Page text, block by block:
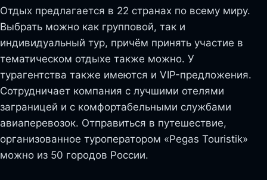
Отдых предлагается в 22 странах по всему миру.
Выбрать можно как групповой, так и
индивидуальный тур, причём принять участие в
тематическом отдыхе также можно. У
турагентства также имеются и VIP-предложения.
Сотрудничает компания с лучшими отелями
заграницей и с комфортабельными службами
авиаперевозок. Отправиться в путешествие,
организованное туроператором «Pegas Touristik»
можно из 50 городов России.